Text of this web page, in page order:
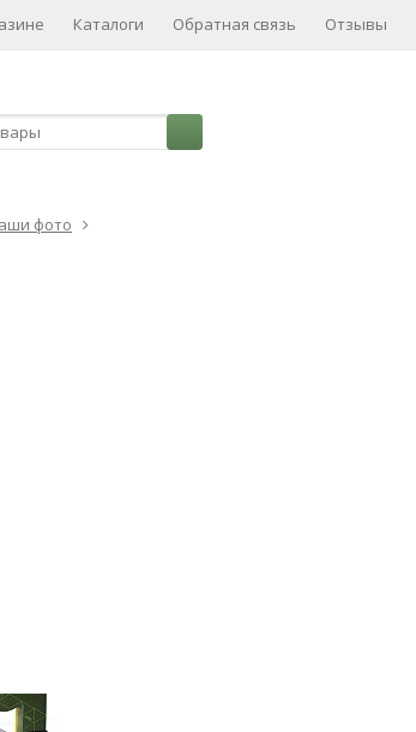
Каталоги Обратная связь Отзывы
фото